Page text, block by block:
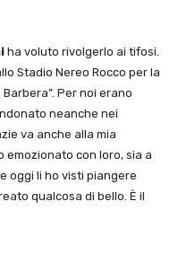
ha voluto rivolgerlo ai tifosi.
Stadio Nereo Rocco per la
Per noi erano
neanche nei
va anche alla mia
emozionato con loro, sia a
oggi li ho visti piangere
qualcosa di bello. È il